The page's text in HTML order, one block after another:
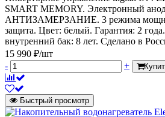
SMART MEMORY. Электронный
АНТИЗАМЕРЗАНИЕ. 3 режима
защита. Цвет: белый. Гарантия: 2
внутренний бак: 8 лет. Сделано в
15 990 ₽/шт
-
+
Быстрый просмотр